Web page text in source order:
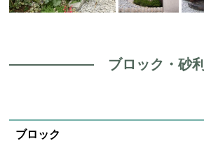
ブロック・砂利
ブロック